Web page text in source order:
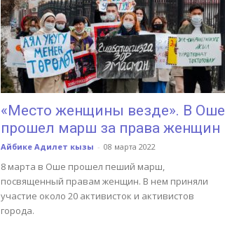
«Место женщины везде». В Оше
прошел марш за права женщин
Айбике Адилет кызы - 08 марта 2022
8 марта в Оше прошел пеший марш,
посвященный правам женщин. В нем приняли
участие около 20 активисток и активистов
города.